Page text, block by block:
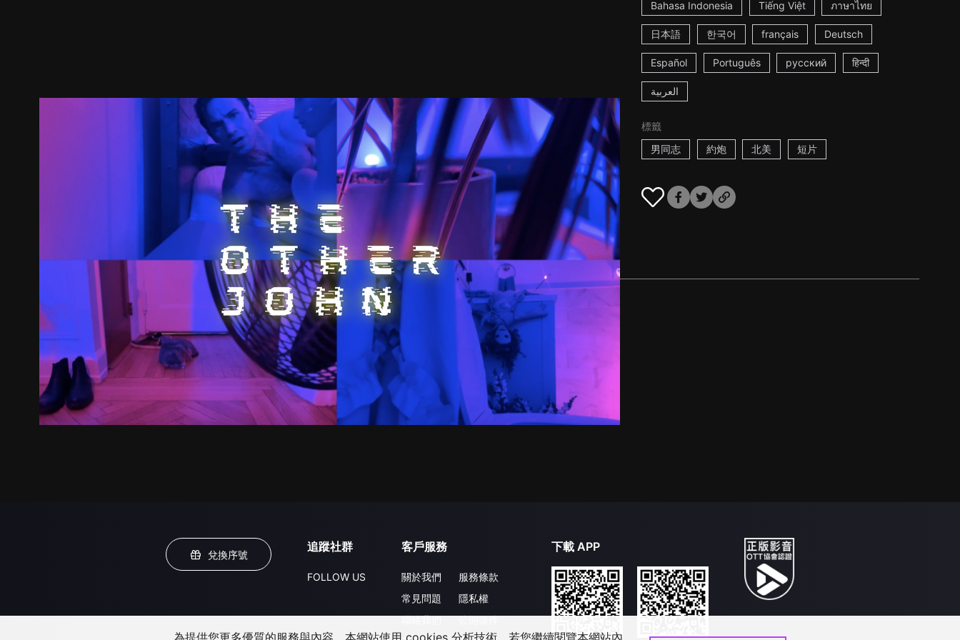
Bahasa Indonesia Tiếng Việt ภาษาไทย
日本語 한국어 français Deutsch
Español Português русский हिन्दी
العربية
標籤
男同志
約炮 北美 短片
預告 劇照 推薦影片 劇情介紹
兌換序號
追蹤社群
FOLLOW US
客戶服務
關於我們
常見問題
聯絡我們
服務條款
隱私權
公開徵件
下載 APP
為提供您更多優質的服務與內容，本網站使用 cookies 分析技術。若您繼續閱覽本網站內